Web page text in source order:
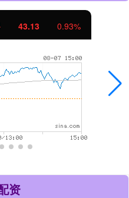
北证50 1134.24
资